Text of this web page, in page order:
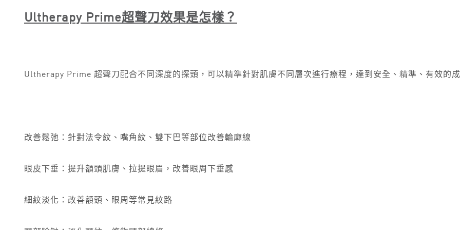
Ultherapy Prime超聲刀效果是怎樣？
Ultherapy Prime 超聲刀配合不同深度的探頭，可以精準針對肌膚不同層次進行療程，達到安全、精準、有效的
改善鬆弛：針對法令紋、嘴角紋、雙下巴等部位改善輪廓線
眼皮下垂：提升額頭肌膚、拉提眼眉，改善眼周下垂感
細紋淡化：改善額頭、眼周等常見紋路